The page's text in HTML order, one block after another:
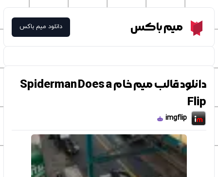
Meme Boxمیم باکس دانلود میم باکس
دانلود قالب میم خام Spiderman Does a
Flip
imgflip